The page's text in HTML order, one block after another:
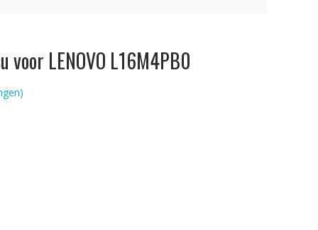
voor LENOVO L16M4PB0